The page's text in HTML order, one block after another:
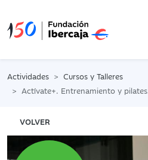
Actividades
Cursos y Talleres
Actívate+. Entrenamiento y pilates para mejorar tu día a día
VOLVER